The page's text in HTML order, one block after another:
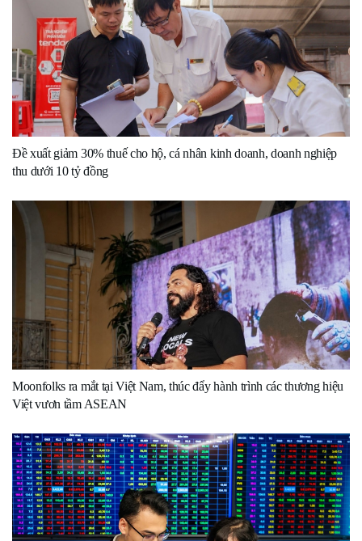
Đề xuất giảm 30% thuế cho hộ, cá nhân kinh doanh, doanh nghiệp
thu dưới 10 tỷ đồng
Moonfolks ra mắt tại Việt Nam, thúc đẩy hành trình các thương hiệu
Việt vươn tầm ASEAN